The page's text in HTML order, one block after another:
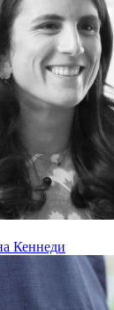
Кеннеди